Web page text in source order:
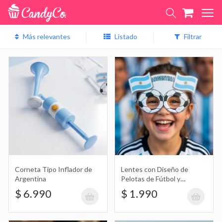
Listado Filtrar
Corneta Tipo Inflador de Argentina
$ 6.990
Lentes con Diseño de Pelotas de
Fútbol y Banderas de Argentina
$ 1.990
Corneta Tipo Inflador de
Argentina
$ 6.990
Lentes con Diseño de
Pelotas de Fútbol y
Banderas de Argentina
$ 1.990